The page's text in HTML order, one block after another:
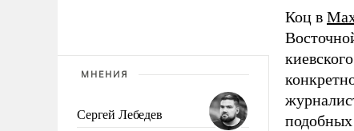
МНЕНИЯ
Сергей Лебедев
Коц в